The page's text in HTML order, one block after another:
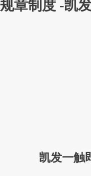
规章制度 -凯
凯发一触